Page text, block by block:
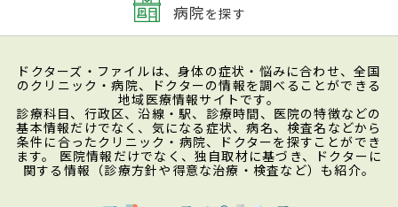
病院を探す
ドクターズ・ファイルは、身体の症状・悩みに合わせ、全国
のクリニック・病院、ドクターの情報を調べることができる
地域医療情報サイトです。
診療科目、行政区、沿線・駅、診療時間、医院の特徴などの
基本情報だけでなく、気になる症状、病名、検査名などから
条件に合ったクリニック・病院、ドクターを探すことができ
ます。 医院情報だけでなく、独自取材に基づき、ドクターに
関する情報（診療方針や得意な治療・検査など）も紹介。